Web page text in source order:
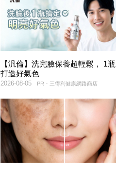
【汎倫】洗完臉保養超輕鬆， 1瓶
打造好氣色
PR・三得利健康網路商店
2026-08-05